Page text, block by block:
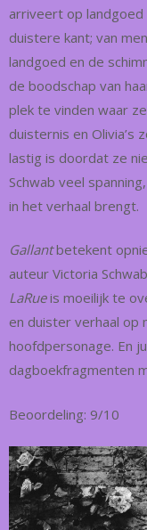
arriveert op landgoed
duistere kant; van
landgoed en de
de boodschap van
plek te vinden waar
duisternis en Olivia’s
lastig is doordat ze
Schwab veel
in het verhaal brengt.
Gallantbetekent
auteur Victoria
LaRueis moeilijk te
en duister verhaal op
hoofdpersonage. En
dagboekfragmenten
Beoordeling: 9/10